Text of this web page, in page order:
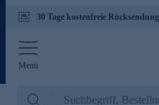
30 Tage kostenfreie Rücksendung
Menü